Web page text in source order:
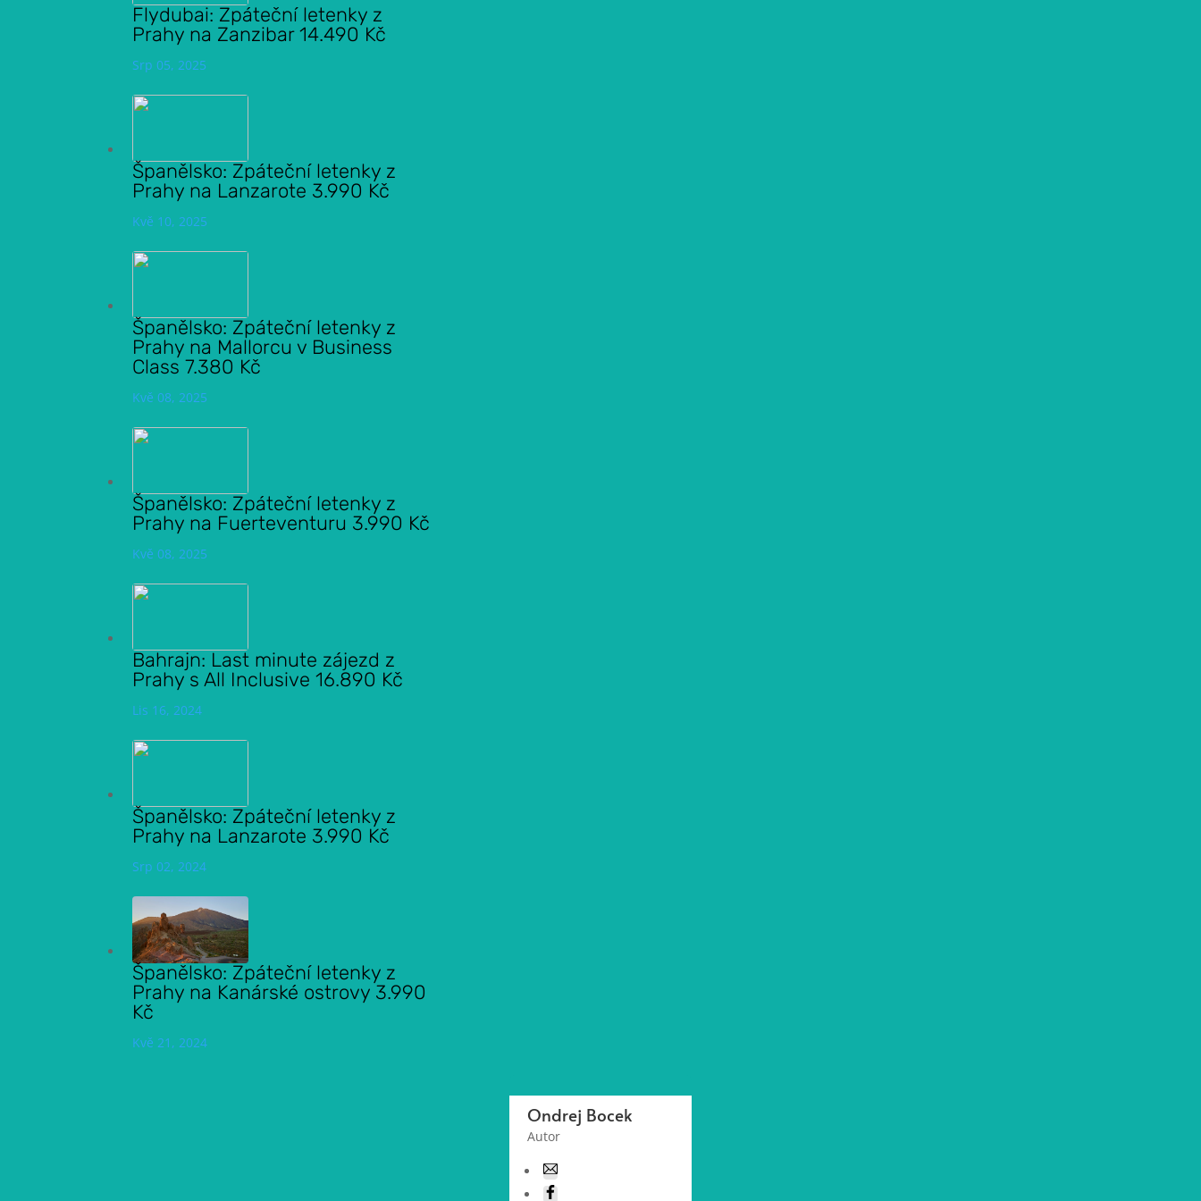
Flydubai: Zpáteční letenky z
Prahy na Zanzibar 14.490 Kč
Srp 05, 2025
Španělsko: Zpáteční letenky z
Prahy na Lanzarote 3.990 Kč
Kvě 10, 2025
Španělsko: Zpáteční letenky z
Prahy na Mallorcu v Business
Class 7.380 Kč
Kvě 08, 2025
Španělsko: Zpáteční letenky z
Prahy na Fuerteventuru 3.990 Kč
Kvě 08, 2025
Bahrajn: Last minute zájezd z
Prahy s All Inclusive 16.890 Kč
Lis 16, 2024
Španělsko: Zpáteční letenky z
Prahy na Lanzarote 3.990 Kč
Srp 02, 2024
Španělsko: Zpáteční letenky z
Prahy na Kanárské ostrovy 3.990
Kč
Kvě 21, 2024
Ondrej Bocek
Autor